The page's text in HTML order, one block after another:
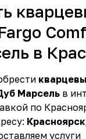
в
Марсель в
по
услуги